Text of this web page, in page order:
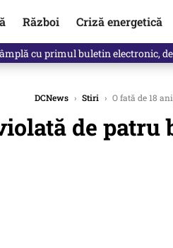
Război Criză energetică
cu primul buletin electronic,
DCNews › Stiri › O fată de 18
de